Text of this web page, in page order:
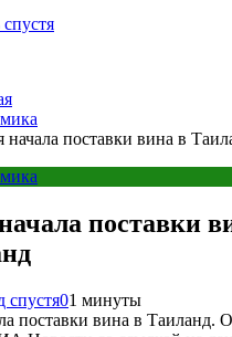
начала поставки вина в
поставки
спустя01 минуты
поставки вина в Таиланд.